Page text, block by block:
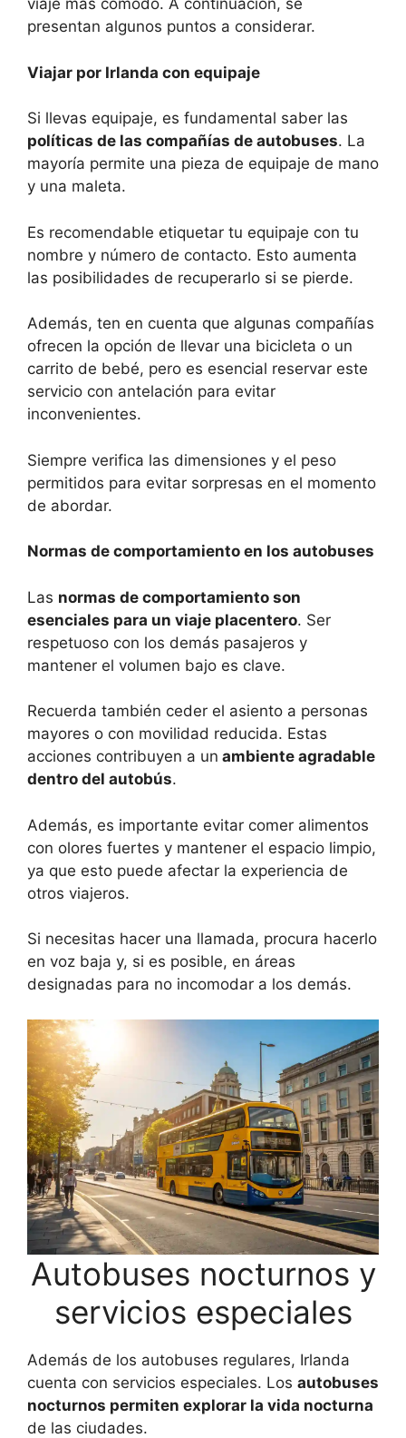
viaje más cómodo. A continuación, se
presentan algunos puntos a considerar.
Viajar por Irlanda con equipaje
Si llevas equipaje, es fundamental saber las
políticas de las compañías de autobuses. La
mayoría permite una pieza de equipaje de mano
y una maleta.
Es recomendable etiquetar tu equipaje con tu
nombre y número de contacto. Esto aumenta
las posibilidades de recuperarlo si se pierde.
Además, ten en cuenta que algunas compañías
ofrecen la opción de llevar una bicicleta o un
carrito de bebé, pero es esencial reservar este
servicio con antelación para evitar
inconvenientes.
Siempre verifica las dimensiones y el peso
permitidos para evitar sorpresas en el momento
de abordar.
Normas de comportamiento en los autobuses
Las normas de comportamiento son
esenciales para un viaje placentero. Ser
respetuoso con los demás pasajeros y
mantener el volumen bajo es clave.
Recuerda también ceder el asiento a personas
mayores o con movilidad reducida. Estas
acciones contribuyen a un ambiente agradable
dentro del autobús.
Además, es importante evitar comer alimentos
con olores fuertes y mantener el espacio limpio,
ya que esto puede afectar la experiencia de
otros viajeros.
Si necesitas hacer una llamada, procura hacerlo
en voz baja y, si es posible, en áreas
designadas para no incomodar a los demás.
Autobuses nocturnos y
servicios especiales
Además de los autobuses regulares, Irlanda
cuenta con servicios especiales. Los autobuses
nocturnos permiten explorar la vida nocturna
de las ciudades.